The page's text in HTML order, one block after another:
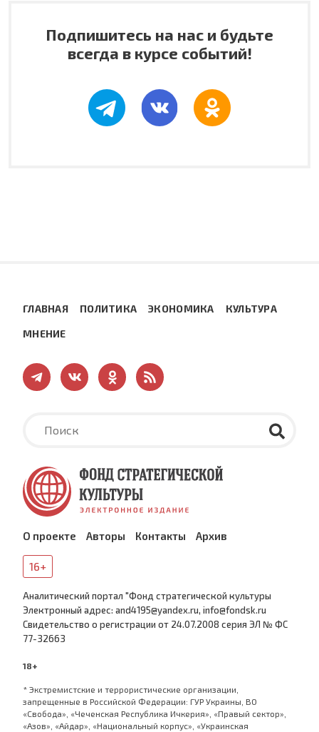
Подпишитесь на нас и будьте
всегда в курсе событий!
ГЛАВНАЯ ПОЛИТИКА ЭКОНОМИКА КУЛЬТУРА
МНЕНИЕ
О проекте Авторы Контакты Архив
16+
Аналитический портал "Фонд стратегической культуры
Электронный адрес: and4195@yandex.ru, info@fondsk.ru
Cвидетельство о регистрации от 24.07.2008 серия ЭЛ № ФС
77-32663
18+
* Экстремистские и террористические организации,
запрещенные в Российской Федерации: ГУР Украины, ВО
«Свобода», «Чеченская Республика Ичкерия», «Правый сектор»,
«Азов», «Айдар», «Национальный корпус», «Украинская